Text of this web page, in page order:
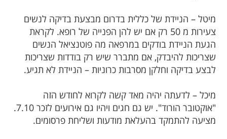
מיטל – הניידת של כללית בדרום מבצעת בדיקה לנשים
צעירות מ 50 רק אם יש להן הפנייה של רופא. לקראת
הגעת הניידת בודקים במרפאה מה פוטנציאל הנשים
שצריכות להיבדק, אם מתברר שיש רק בודדות שצריכות
לבצע בדיקה וחלקן מסרבות כרוניות – הניידת לא תגיע.
מיכל – לדעתה יהיה מאד קשה לקרוא לחודש הזה
"אוקטובר הורוד". יש גם חגים ויהיו גם אירועים לזכר 7.10.
מציעה להתמקד בהעלאת מודעות ושליחת פרסומים.